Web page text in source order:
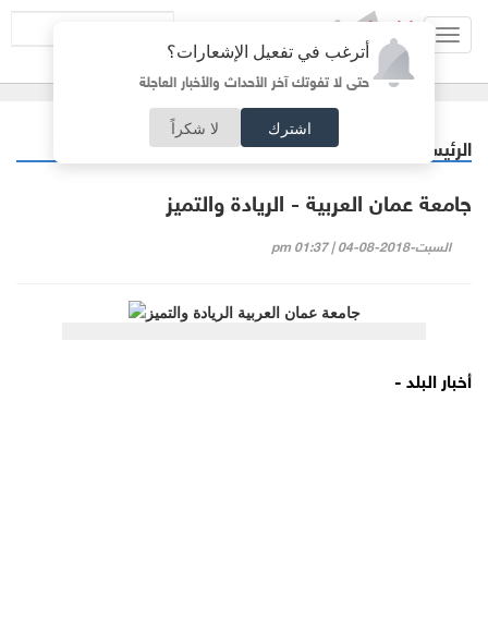
أترغب في تفعيل الإشعارات؟
حتى لا تفوتك آخر الأحداث والأخبار العاجلة
اشترك لا شكراً
الرئيسية فيديو البلد
جامعة عمان العربية - الريادة والتميز
السبت-2018-08-04 | 01:37 pm
أخبار البلد -